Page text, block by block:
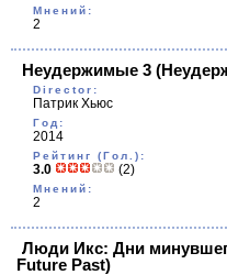
Мнений:
2
Неудержимые 3
Director:
Патрик Хьюс
Год:
2014
Рейтинг (Гол.):
3.0 (2)
Мнений:
2
Люди Икс: Дни
Future Past)